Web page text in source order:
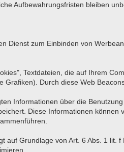
Aufbewahrungsfristen bleiben
Dienst zum Einbinden von
Textdateien, die auf Ihrem
Grafiken). Durch diese Web
Informationen über die
Diese Informationen
auf Grundlage von Art. 6 Abs. 1